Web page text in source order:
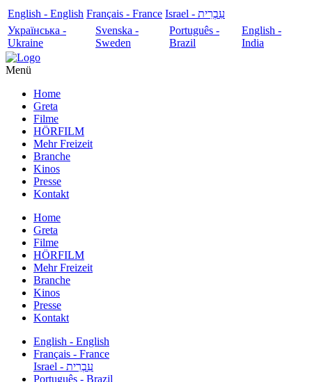
English - English Français - France
עִבְרִית - Israel
Українська -
Ukraine
Svenska -
Sweden
Português -
Brazil
English -
India
Menü
Home
Greta
Filme
HÖRFILM
Mehr Freizeit
Branche
Kinos
Presse
Kontakt
Home
Greta
Filme
HÖRFILM
Mehr Freizeit
Branche
Kinos
Presse
Kontakt
English - English
Français - France
עִבְרִית - Israel
Português - Brazil